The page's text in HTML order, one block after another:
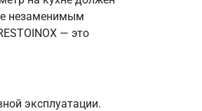
незаменимым
— это
эксплуатации.